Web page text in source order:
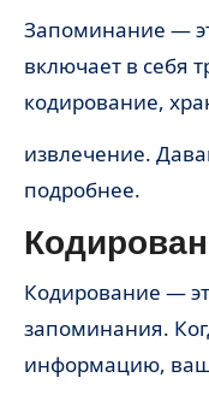
Запоминание —
включает в себя
кодирование,
извлечение.
подробнее.
Кодирование —
запоминания.
информацию,